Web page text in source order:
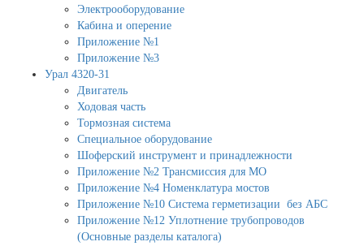
Электрооборудование
Кабина и оперение
Приложение №1
Приложение №3
Урал 4320-31
Двигатель
Ходовая часть
Тормозная система
Специальное оборудование
Шоферский инструмент и принадлежности
Приложение №2 Трансмиссия для МО
Приложение №4 Номенклатура мостов
Приложение №10 Система герметизации без АБС
Приложение №12 Уплотнение трубопроводов
(Основные разделы каталога)